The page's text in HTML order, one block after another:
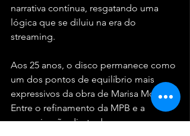
narrativa contínua, resgatando uma
lógica que se diluiu na era do
streaming.
Aos 25 anos, o disco permanece como
um dos pontos de equilíbrio mais
expressivos da obra de Marisa Monte.
Entre o refinamento da MPB e a
comunicação direta do pop,